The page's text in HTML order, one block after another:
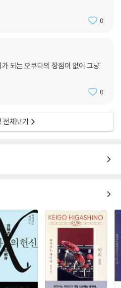
0
되는 오쿠다의 장점이 없어 그냥
0
체보기